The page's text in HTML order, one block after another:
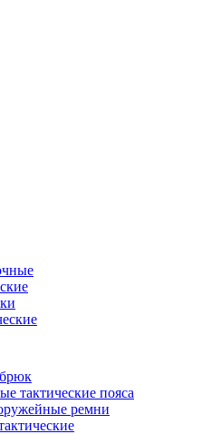
тактические пояса
ремни